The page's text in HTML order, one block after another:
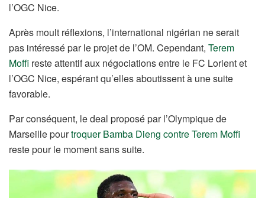
l’OGC Nice.
Après moult réflexions, l’international nigérian ne serait
pas intéressé par le projet de l’OM. Cependant, Terem
Moffi reste attentif aux négociations entre le FC Lorient et
l’OGC Nice, espérant qu’elles aboutissent à une suite
favorable.
Par conséquent, le deal proposé par l’Olympique de
Marseille pourtroquer Bamba Dieng contre Terem Moffi
reste pour le moment sans suite.